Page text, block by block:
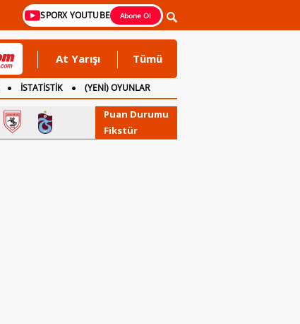
SPORX YOUTUBE Abone Ol
At Yarışı Tümü
İSTATİSTİK
(YENİ) OYUNLAR
Puan Durumu
Fikstür